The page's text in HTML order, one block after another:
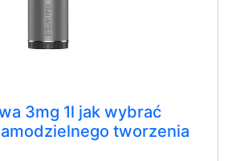
3mg 1l jak wybrać
tworzenia